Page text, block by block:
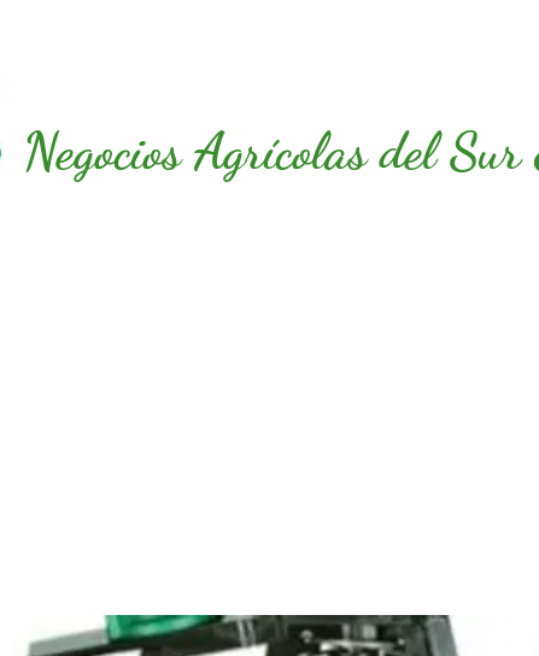
Negocios Agrícolas del